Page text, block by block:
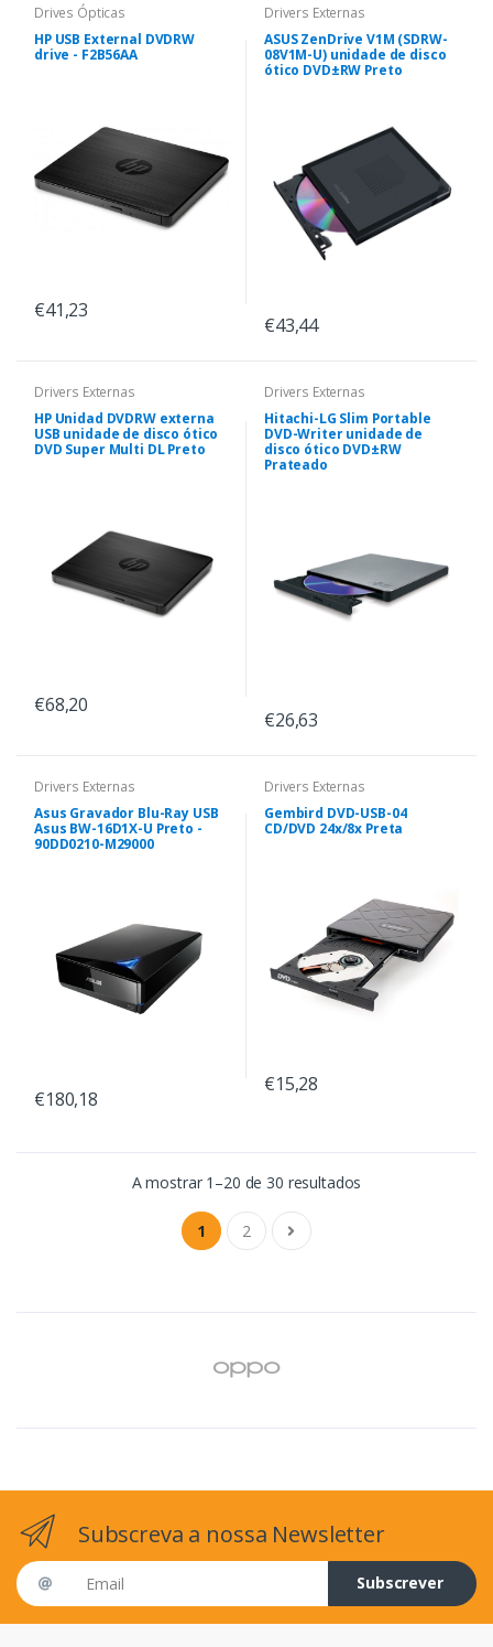
Drives Ópticas
HP USB External DVDRW
drive - F2B56AA
€41,23
Drivers Externas
ASUS ZenDrive V1M (SDRW-
08V1M-U) unidade de disco
ótico DVD±RW Preto
€43,44
Drivers Externas
HP Unidad DVDRW externa
USB unidade de disco ótico
DVD Super Multi DL Preto
€68,20
Drivers Externas
Hitachi-LG Slim Portable
DVD-Writer unidade de
disco ótico DVD±RW
Prateado
€26,63
Drivers Externas
Asus Gravador Blu-Ray USB
Asus BW-16D1X-U Preto -
90DD0210-M29000
€180,18
Drivers Externas
Gembird DVD-USB-04
CD/DVD 24x/8x Preta
€15,28
A mostrar 1–20 de 30 resultados
1 2
Subscreva a nossa Newsletter
Email address
Subscrever